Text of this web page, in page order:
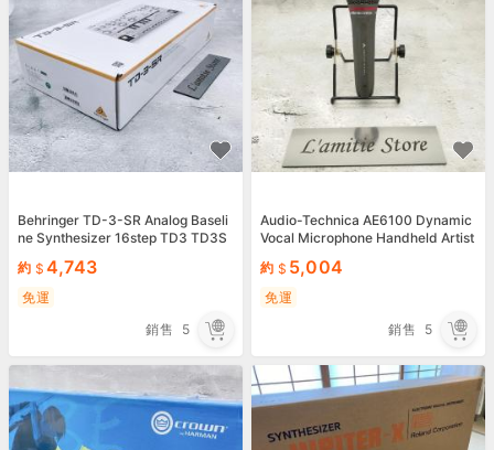
Behringer TD-3-SR Analog Baseli
ne Synthesizer 16step TD3 TD3S
約 4,743
免運
銷售
5
Audio-Technica AE6100 Dynamic
Vocal Microphone Handheld Artist
約 5,004
免運
銷售
5